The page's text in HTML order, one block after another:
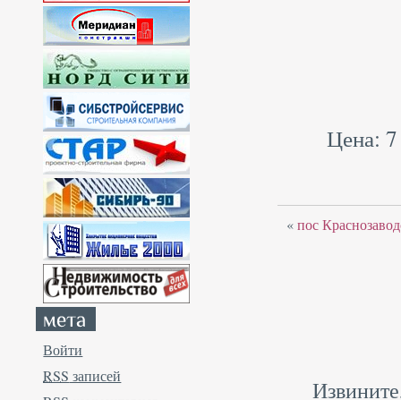
Войти
RSS записей
Цена:
«пос